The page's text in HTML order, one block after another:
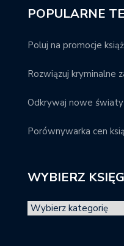
POPULARNE
Poluj na promocje
Rozwiązuj kryminalne
Odkrywaj nowe
Porównywarka cen
WYBIERZ